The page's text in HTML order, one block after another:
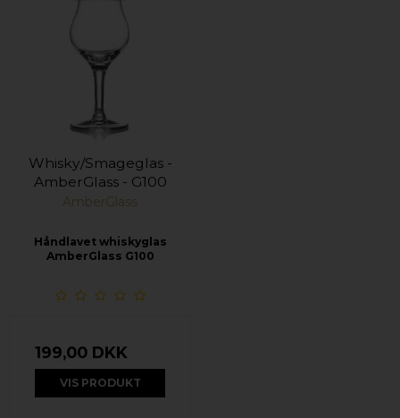
Whisky/Smageglas -
AmberGlass - G100
AmberGlass
Håndlavet whiskyglas
AmberGlass G100
199,00 DKK
VIS PRODUKT